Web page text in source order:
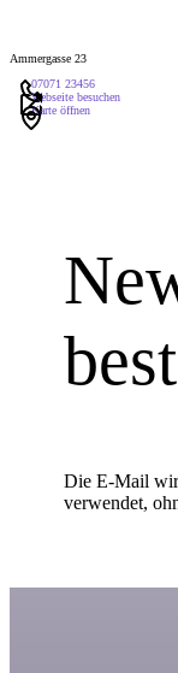
Ammergasse 23
07071 23456
Webseite besuchen
Karte öffnen
Die E-Mail
verwendet,